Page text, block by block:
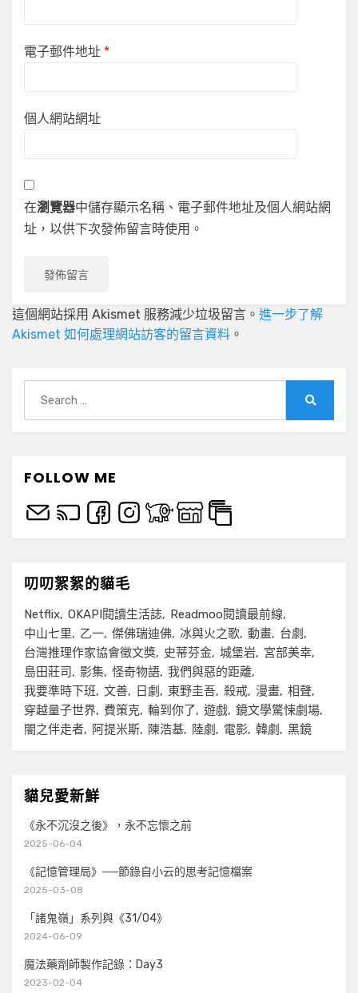
電子郵件地址 *
個人網站網址
在瀏覽器中儲存顯示名稱、電子郵件地址及個人網站網
址，以供下次發佈留言時使用。
這個網站採用 Akismet 服務減少垃圾留言。 進一步了解
Akismet 如何處理網站訪客的留言資料 。
for:
FOLLOW ME
叨叨絮絮的貓毛
Netflix OKAPI閱讀生活誌
Readmoo閱讀最前線
中山七里
乙一 傑佛瑞迪佛 冰與火之歌 動畫
台劇
台灣推理作家協會徵文獎
史蒂芬金 城堡岩
宮部美幸
島田莊司
影集 怪奇物語 我們與惡的距離
我要準時下班
文善 日劇 東野圭吾 殺戒 漫畫 相聲
穿越量子世界
費策克 輪到你了 遊戲 鏡文學驚悚劇場
闇之伴走者
阿提米斯 陳浩基 陸劇 電影 韓劇 黑鏡
貓兒愛新鮮
《永不沉沒之後》，永不忘懷之前
2025-06-04
《記憶管理局》──節錄自小云的思考記憶檔案
2025-03-08
「諸鬼嶺」系列與《31/04》
2024-06-09
魔法藥劑師製作記錄：Day3
2023-02-04